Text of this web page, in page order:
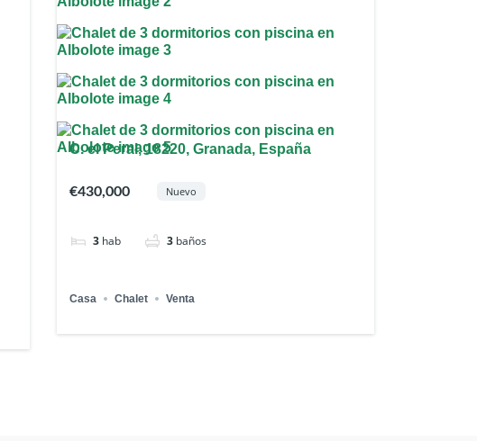
C. el Peral, 18220, Granada, España
€430,000 Nuevo
3 hab 3 baños
Casa Chalet Venta